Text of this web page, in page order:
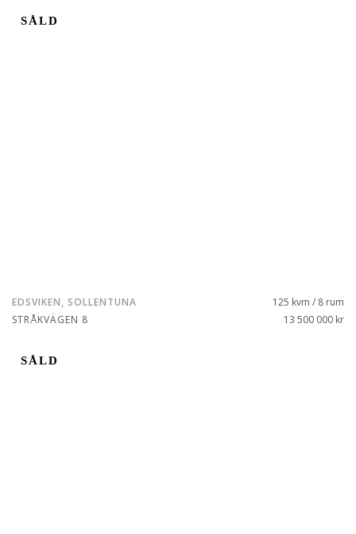
SÅLD
EDSVIKEN, SOLLENTUNA
STRÅKVÄGEN 8
125 kvm / 8 rum
13 500 000 kr
SÅLD